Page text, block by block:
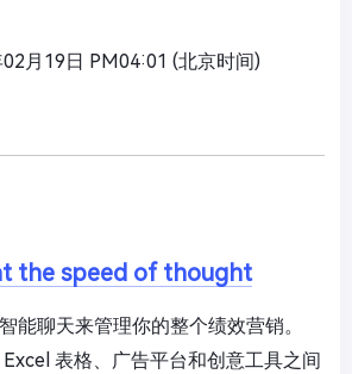
02月19日 PM04:01 (北京时间)
the speed of thought
能聊天来管理你的整个绩效营销。
Excel 表格、广告平台和创意工具之间